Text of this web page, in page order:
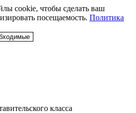
cookie, чтобы сделать ваш
посещаемость. Политика
класса